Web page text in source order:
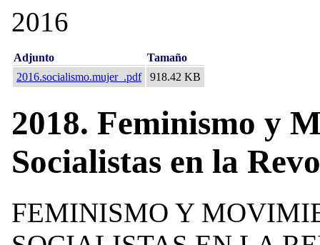
2016
Adjunto
Tamaño
2016.socialismo.mujer_.pdf
918.42 KB
2018. Feminismo y
Socialistas en la
FEMINISMO Y